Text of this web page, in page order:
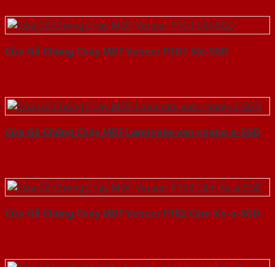
Cửa Gỗ Chống Cháy MDF Veneer P1G1 Sồi-SGD
Cửa Gỗ Chống Cháy MDF Laminate van ngang-a-SGD
Cửa Gỗ Chống Cháy MDF Veneer P1R2 Căm Xe-a-SGD